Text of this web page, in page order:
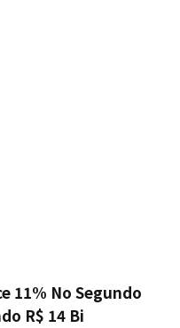
11% No Segundo
R$ 14 Bi